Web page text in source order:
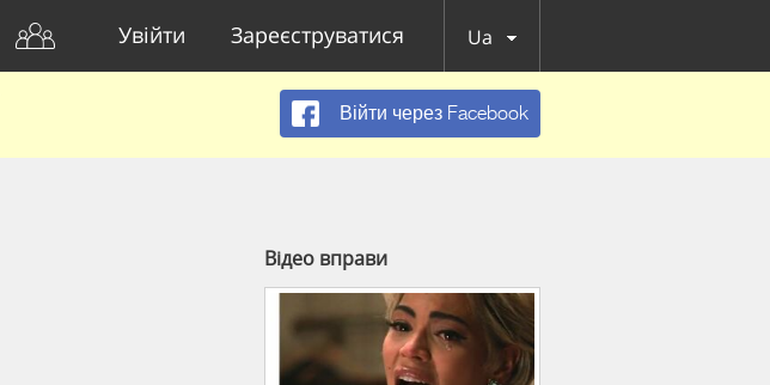
Увійти Зареєструватися Ua
Війти через Facebook
Відео вправи